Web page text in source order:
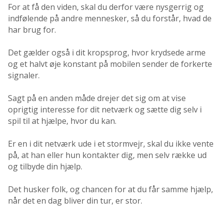
For at få den viden, skal du derfor være nysgerrig og
indfølende på andre mennesker, så du forstår, hvad de
har brug for.
Det gælder også i dit kropsprog, hvor krydsede arme
og et halvt øje konstant på mobilen sender de forkerte
signaler.
Sagt på en anden måde drejer det sig om at vise
oprigtig interesse for dit netværk og sætte dig selv i
spil til at hjælpe, hvor du kan.
Er en i dit netværk ude i et stormvejr, skal du ikke vente
på, at han eller hun kontakter dig, men selv række ud
og tilbyde din hjælp.
Det husker folk, og chancen for at du får samme hjælp,
når det en dag bliver din tur, er stor.